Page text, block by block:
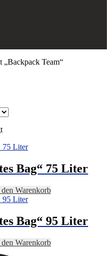
„Backpack Team“
Bag“ 75 Liter
Warenkorb
Bag“ 95 Liter
Warenkorb